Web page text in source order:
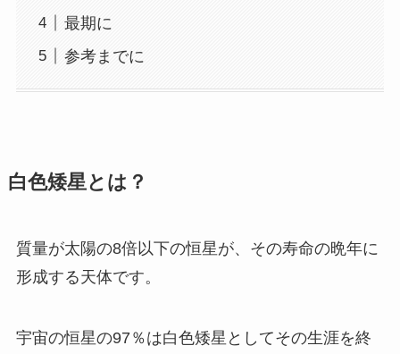
最期に
参考までに
白色矮星とは？
質量が太陽の8倍以下の恒星が、その寿命の晩年に
形成する天体です。
宇宙の恒星の97％は白色矮星としてその生涯を終